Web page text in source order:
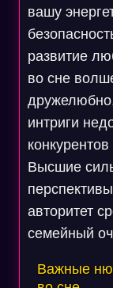
вашу
развитие
во сне
интриги
Высшие
авторитет
семейный
Важные